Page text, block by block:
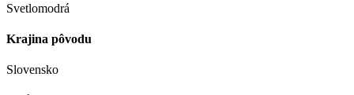
Svetlomodrá
Krajina pôvodu
Slovensko